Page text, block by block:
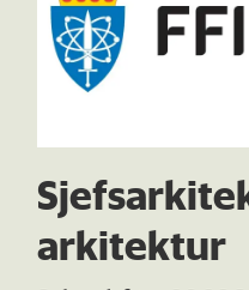
arkitektur